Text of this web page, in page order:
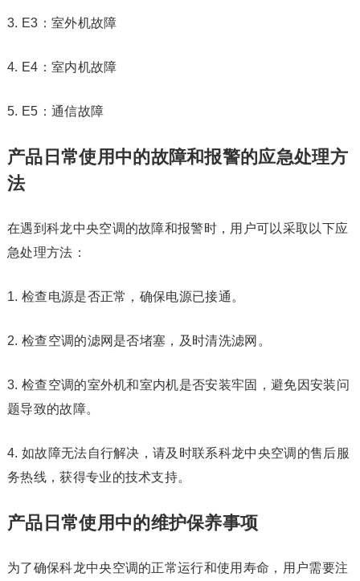
3. E3：室外机故障
4. E4：室内机故障
5. E5：通信故障
产品日常使用中的故障和报警的应急处理方
法
在遇到科龙中央空调的故障和报警时，用户可以采取以下应
急处理方法：
1. 检查电源是否正常，确保电源已接通。
2. 检查空调的滤网是否堵塞，及时清洗滤网。
3. 检查空调的室外机和室内机是否安装牢固，避免因安装问
题导致的故障。
4. 如故障无法自行解决，请及时联系科龙中央空调的售后服
务热线，获得专业的技术支持。
产品日常使用中的维护保养事项
为了确保科龙中央空调的正常运行和使用寿命，用户需要注